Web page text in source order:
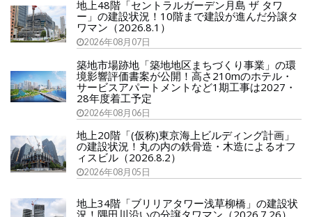
地上48階「セントラルガーデン月島 ザ タワ
ー」の建設状況！10階まで建設が進んだ分譲タ
ワマン（2026.8.1）
2026年08月07日
築地市場跡地「築地地区まちづくり事業」の環
境影響評価書案が公開！高さ210mのホテル・
サービスアパートメントなど1期工事は2027・
28年度着工予定
2026年08月06日
地上20階「(仮称)東京海上ビルディング計画」
の建設状況！丸の内の鉄骨造・木造によるオフ
ィスビル（2026.8.2）
2026年08月05日
地上34階「ブリリアタワー浅草柳橋」の建設状
況！隅田川沿いの分譲タワマン（2026.7.26）